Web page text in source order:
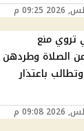
تروي منع
الصلاة وطردهن
باعتذار